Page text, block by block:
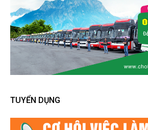
TUYỂN DỤNG